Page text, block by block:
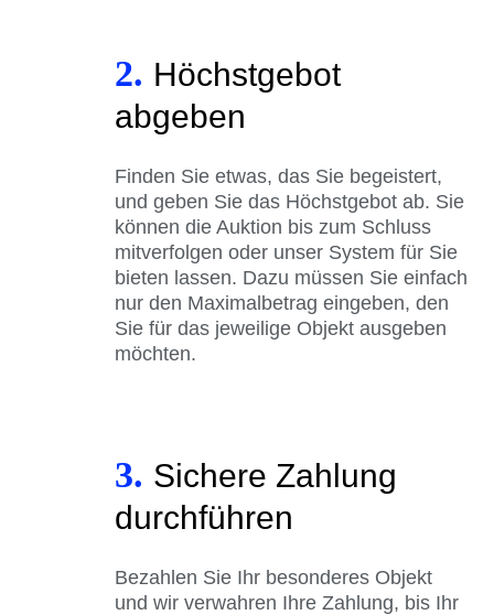
2. Höchstgebot
abgeben
Finden Sie etwas, das Sie begeistert,
und geben Sie das Höchstgebot ab. Sie
können die Auktion bis zum Schluss
mitverfolgen oder unser System für Sie
bieten lassen. Dazu müssen Sie einfach
nur den Maximalbetrag eingeben, den
Sie für das jeweilige Objekt ausgeben
möchten.
3. Sichere Zahlung
durchführen
Bezahlen Sie Ihr besonderes Objekt
und wir verwahren Ihre Zahlung, bis Ihr